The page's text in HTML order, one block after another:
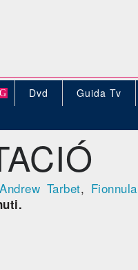
Dvd Guida Tv
Andrew Tarbet,